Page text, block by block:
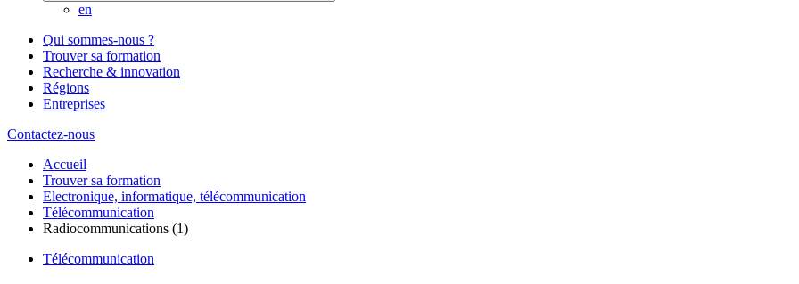
en
Qui sommes-nous ?
Trouver sa formation
Recherche & innovation
Régions
Entreprises
Contactez-nous
Accueil
Trouver sa formation
Electronique, informatique, télécommunication
Télécommunication
Radiocommunications (1)
Télécommunication